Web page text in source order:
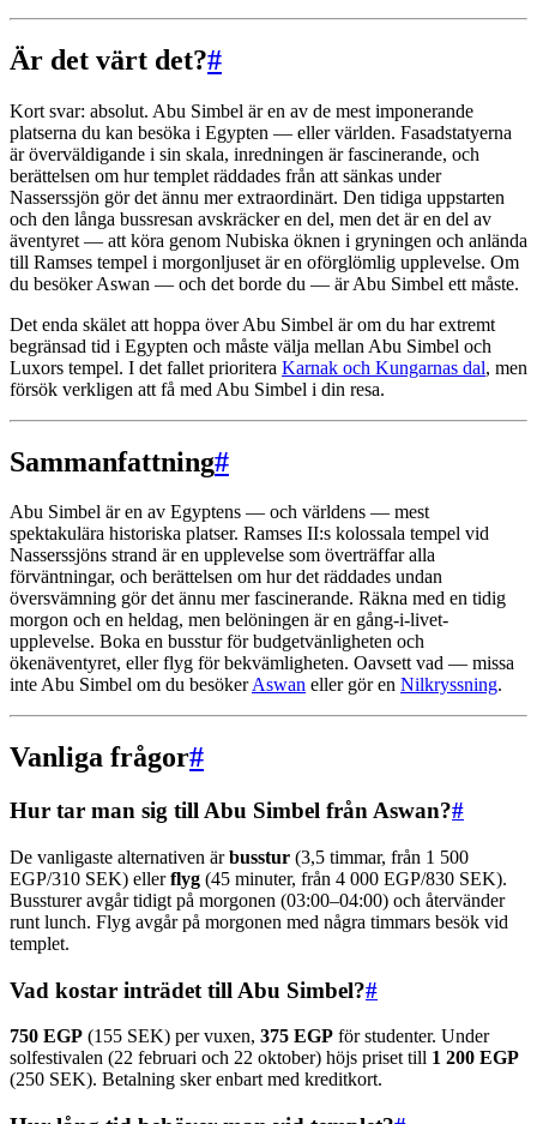
Är det värt det?#
Kort svar: absolut. Abu Simbel är en av de mest imponerande
platserna du kan besöka i Egypten — eller världen. Fasadstatyerna
är överväldigande i sin skala, inredningen är fascinerande, och
berättelsen om hur templet räddades från att sänkas under
Nasserssjön gör det ännu mer extraordinärt. Den tidiga uppstarten
och den långa bussresan avskräcker en del, men det är en del av
äventyret — att köra genom Nubiska öknen i gryningen och anlända
till Ramses tempel i morgonljuset är en oförglömlig upplevelse. Om
du besöker Aswan — och det borde du — är Abu Simbel ett måste.
Det enda skälet att hoppa över Abu Simbel är om du har extremt
begränsad tid i Egypten och måste välja mellan Abu Simbel och
Luxors tempel. I det fallet prioritera Karnak och Kungarnas dal, men
försök verkligen att få med Abu Simbel i din resa.
Sammanfattning#
Abu Simbel är en av Egyptens — och världens — mest
spektakulära historiska platser. Ramses II:s kolossala tempel vid
Nasserssjöns strand är en upplevelse som överträffar alla
förväntningar, och berättelsen om hur det räddades undan
översvämning gör det ännu mer fascinerande. Räkna med en tidig
morgon och en heldag, men belöningen är en gång-i-livet-
upplevelse. Boka en busstur för budgetvänligheten och
ökenäventyret, eller flyg för bekvämligheten. Oavsett vad — missa
inte Abu Simbel om du besökerAswan eller gör en Nilkryssning.
Vanliga frågor#
Hur tar man sig till Abu Simbel från Aswan?#
De vanligaste alternativen ärbusstur (3,5 timmar, från 1 500
EGP/310 SEK) ellerflyg (45 minuter, från 4 000 EGP/830 SEK).
Bussturer avgår tidigt på morgonen (03:00–04:00) och återvänder
runt lunch. Flyg avgår på morgonen med några timmars besök vid
templet.
Vad kostar inträdet till Abu Simbel?#
750 EGP (155 SEK) per vuxen, 375 EGP för studenter. Under
solfestivalen (22 februari och 22 oktober) höjs priset till 1 200 EGP
(250 SEK). Betalning sker enbart med kreditkort.